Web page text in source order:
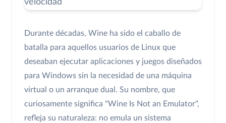
Durante décadas, Wine ha sido el caballo de
batalla para aquellos usuarios de Linux que
deseaban ejecutar aplicaciones y juegos diseñados
para Windows sin la necesidad de una máquina
virtual o un arranque dual. Su nombre, que
curiosamente significa "Wine Is Not an Emulator",
refleja su naturaleza: no emula un sistema